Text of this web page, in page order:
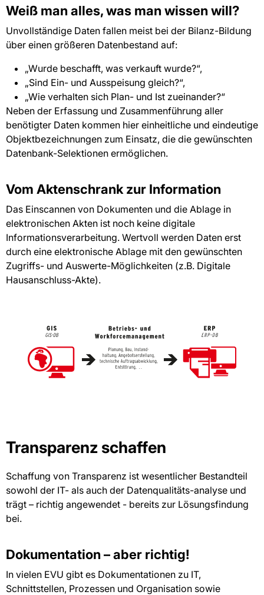
Weiß man alles, was man wissen will?
Unvollständige Daten fallen meist bei der Bilanz-Bildung
über einen größeren Datenbestand auf:
„Wurde beschafft, was verkauft wurde?“,
„Sind Ein- und Ausspeisung gleich?“,
„Wie verhalten sich Plan- und Ist zueinander?“
Neben der Erfassung und Zusammenführung aller
benötigter Daten kommen hier einheitliche und eindeutige
Objektbezeichnungen zum Einsatz, die die gewünschten
Datenbank-Selektionen ermöglichen.
Vom Aktenschrank zur Information
Das Einscannen von Dokumenten und die Ablage in
elektronischen Akten ist noch keine digitale
Informationsverarbeitung. Wertvoll werden Daten erst
durch eine elektronische Ablage mit den gewünschten
Zugriffs- und Auswerte-Möglichkeiten (z.B. Digitale
Hausanschluss-Akte).
Transparenz schaffen
Schaffung von Transparenz ist wesentlicher Bestandteil
sowohl der IT- als auch der Datenqualitäts-analyse und
trägt – richtig angewendet - bereits zur Lösungsfindung
bei.
Dokumentation – aber richtig!
In vielen EVU gibt es Dokumentationen zu IT,
Schnittstellen, Prozessen und Organisation sowie